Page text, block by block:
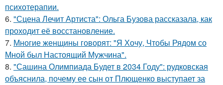
психотерапии.
6. "Сцена Лечит Артиста": Ольга Бузова рассказала, как
проходит её восстановление.
7. Многие женщины говорят: "Я Хочу, Чтобы Рядом со
Мной был Настоящий Мужчина".
8. "Сашина Олимпиада Будет в 2034 Году": рудковская
объяснила, почему ее сын от Плющенко выступает за